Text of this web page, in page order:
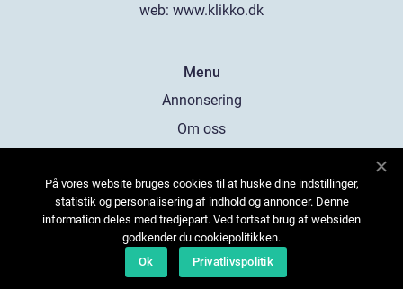
web: www.klikko.dk
Menu
Annonsering
Om oss
Kontakta oss
Sitemap
På vores website bruges cookies til at huske dine indstillinger,
statistik og personalisering af indhold og annoncer. Denne
information deles med tredjepart. Ved fortsat brug af websiden
godkender du cookiepolitikken.
Ok
Privatlivspolitik